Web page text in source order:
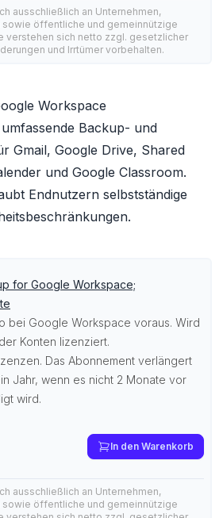
ausschließlich an Unternehmen,
öffentliche und gemeinnützige
verstehen sich netto zzgl. gesetzlicher
und Irrtümer vorbehalten.
Workspace
Backup- und
Gmail, Google Drive, Shared
und Google Classroom.
Endnutzern selbstständige
for Google Workspace;
bei Google Workspace voraus. Wird
Konten lizenziert.
Das Abonnement verlängert
Jahr, wenn es nicht 2 Monate vor
wird.
In den Warenkorb
ausschließlich an Unternehmen,
öffentliche und gemeinnützige